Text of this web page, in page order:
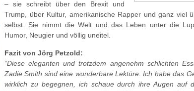
– sie schreibt über den Brexit und
Trump, über Kultur, amerikanische Rapper und ganz viel
selbst. Sie nimmt die Welt und das Leben unter die
Humor, Neugier und völlig uneitel.
Fazit von Jörg Petzold:
“Diese eleganten und trotzdem angenehm schlichten
Zadie Smith sind eine wunderbare Lektüre. Ich habe das
wirklich zu begegnen, ich schaue durch ihre Augen auf